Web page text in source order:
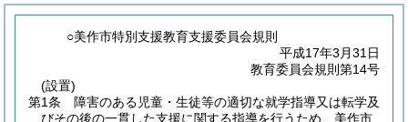
○美作市特別支援教育支援委員会規則
平成17年3月31日
教育委員会規則第14号
(設置)
第1条
障害のある児童・生徒等の適切な就学指導又は転学及
びその後の一貫した支援に関する指導を行うため、美作市